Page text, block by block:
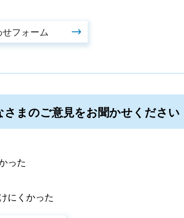
まのご意見をお聞かせください
った
にくかった